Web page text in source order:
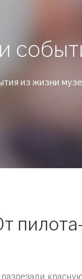
из жизни